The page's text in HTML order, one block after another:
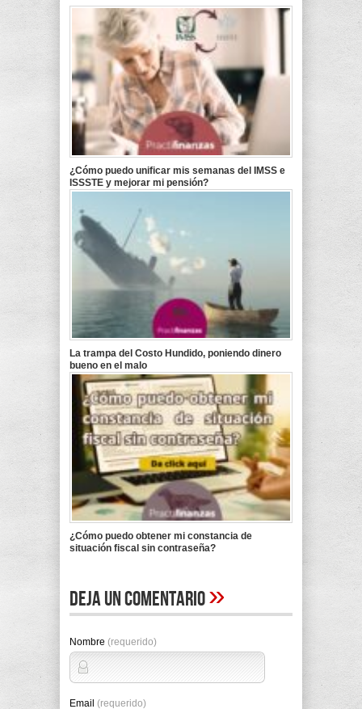
¿Cómo puedo unificar mis semanas del IMSS e
ISSSTE y mejorar mi pensión?
La trampa del Costo Hundido, poniendo dinero
bueno en el malo
¿Cómo puedo obtener mi constancia de
situación fiscal sin contraseña?
Deja un comentario»
Nombre (requerido)
Email (requerido)